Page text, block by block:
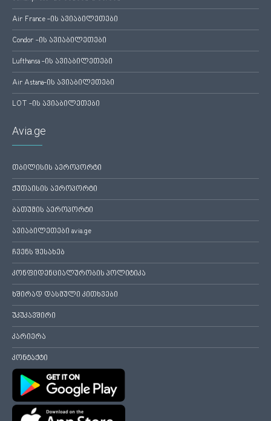
Air France -ის ავიაბილეთები
Condor -ის ავიაბილეთები
Lufthansa -ის ავიაბილეთები
Air Astana-ის ავიაბილეთები
LOT -ის ავიაბილეთები
Avia.ge
თბილისის აეროპორტი
ქუთაისის აეროპორტი
ბათუმის აეროპორტი
ავიაბილეთები avia.ge
ჩვენს შესახებ
კონფიდენციალურობის პოლიტიკა
ხშირად დასმული კითხვები
უკუკავშირი
კარიერა
კონტაქტი